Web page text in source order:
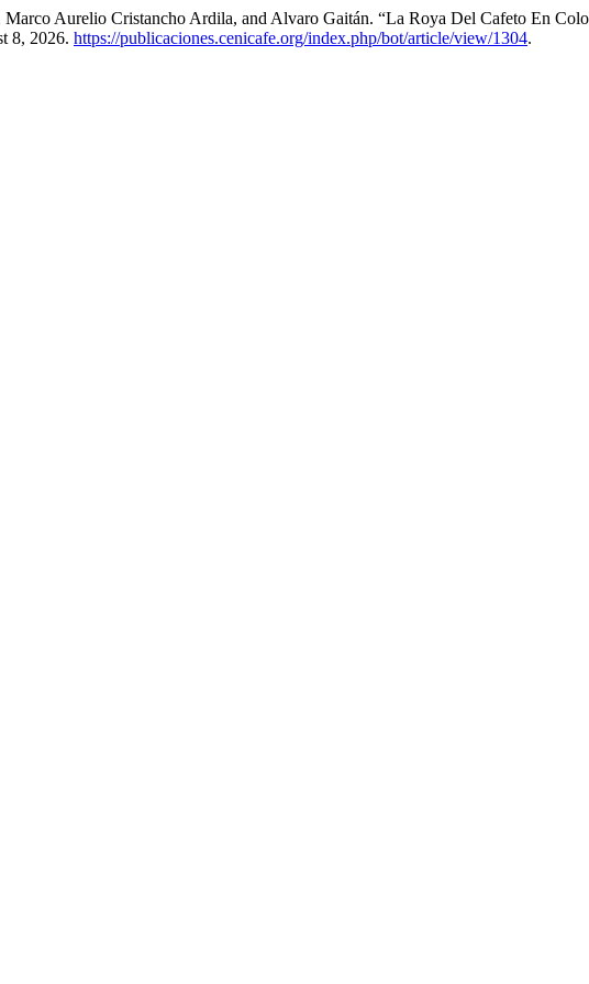
Aurelio Cristancho Ardila, and Alvaro Gaitán. “La Roya Del Cafeto En
8, 2026. https://publicaciones.cenicafe.org/index.php/bot/article/view/1304.